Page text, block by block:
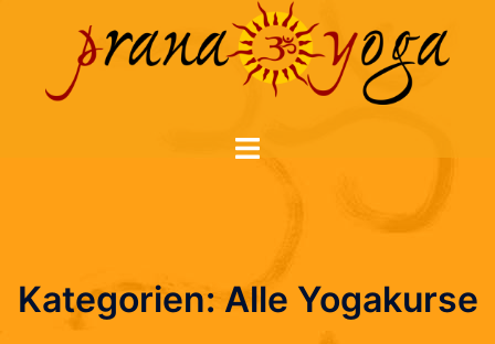
Menü
Kategorien: Alle Yogakurse